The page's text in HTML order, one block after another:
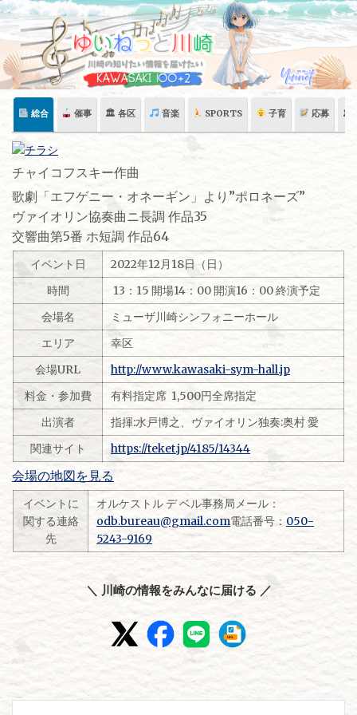
Skip
content
総合 催事 🏛 各区 音楽 SPORTS 子育 応募 🏛
チャイコフスキー作曲
歌劇「エフゲニー・オネーギン」より”ポロネーズ”
ヴァイオリン協奏曲ニ長調 作品35
交響曲第5番 ホ短調 作品64
イベント日
2022年12月18日（日）
時間
13：15 開場14：00 開演16：00 終演予定
会場名
ミューザ川崎シンフォニーホール
エリア
幸区
会場URL
http://www.kawasaki-sym-hall.jp
料金・参加費
有料指定席 1,500円全席指定
出演者
指揮:水戸博之、ヴァイオリン独奏:奥村 愛
関連サイト
https://teket.jp/4185/14344
会場の地図を見る
イベントに
関する連絡
先
オルケストル デ ベル事務局メール：
odb.bureau@gmail.com電話番号： 050-
5243-9169
＼ 川崎の情報をみんなに届ける ／